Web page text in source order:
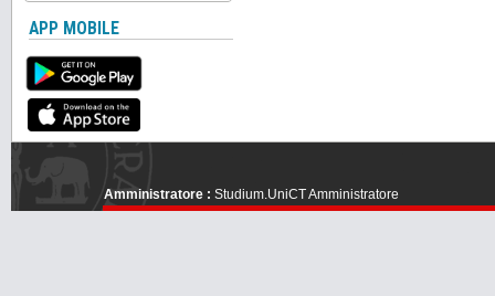
APP MOBILE
Amministratore : Studium.UniCT Amministratore